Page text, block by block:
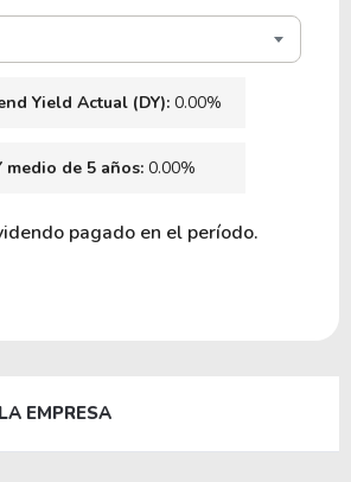
Yield Actual (DY): 0.00%
medio de 5 años: 0.00%
pagado en el período.
EMPRESA